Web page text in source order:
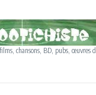
chansons, BD, pubs, œuvres